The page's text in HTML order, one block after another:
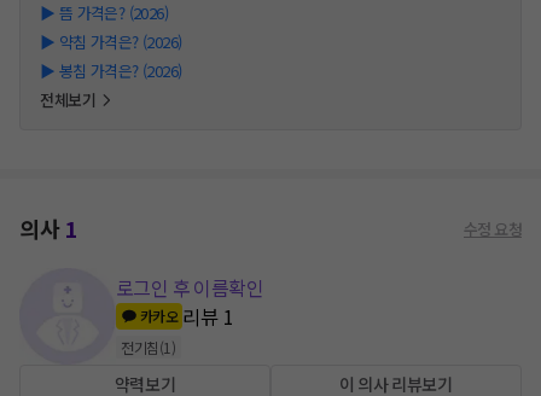
▶ 뜸 가격은? (2026)
▶ 약침 가격은? (2026)
▶ 봉침 가격은? (2026)
전체보기
의사1 수정 요청
로그인 후 이름확인
카카오 리뷰 1
전기침(1 )
약력보기 이 의사 리뷰보기